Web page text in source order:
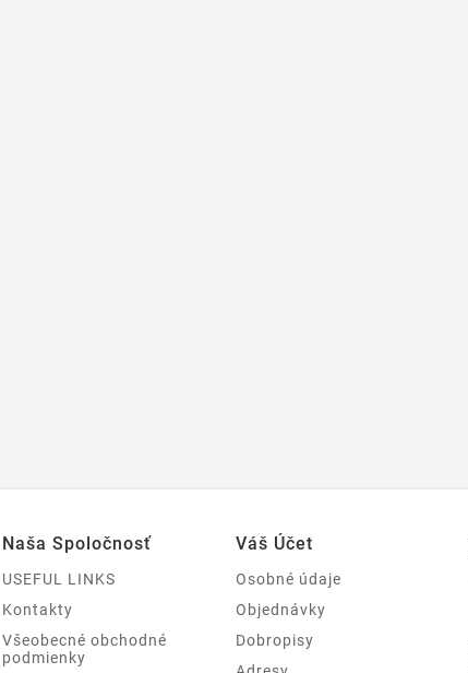
Naša Spoločnosť
USEFUL LINKS
Kontakty
Všeobecné obchodné
podmienky
Váš Účet
Osobné údaje
Objednávky
Dobropisy